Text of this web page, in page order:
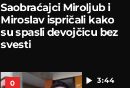
Saobraćajci Miroljub i
Miroslav ispričali kako
su spasli devojčicu bez
svesti
3:44
0